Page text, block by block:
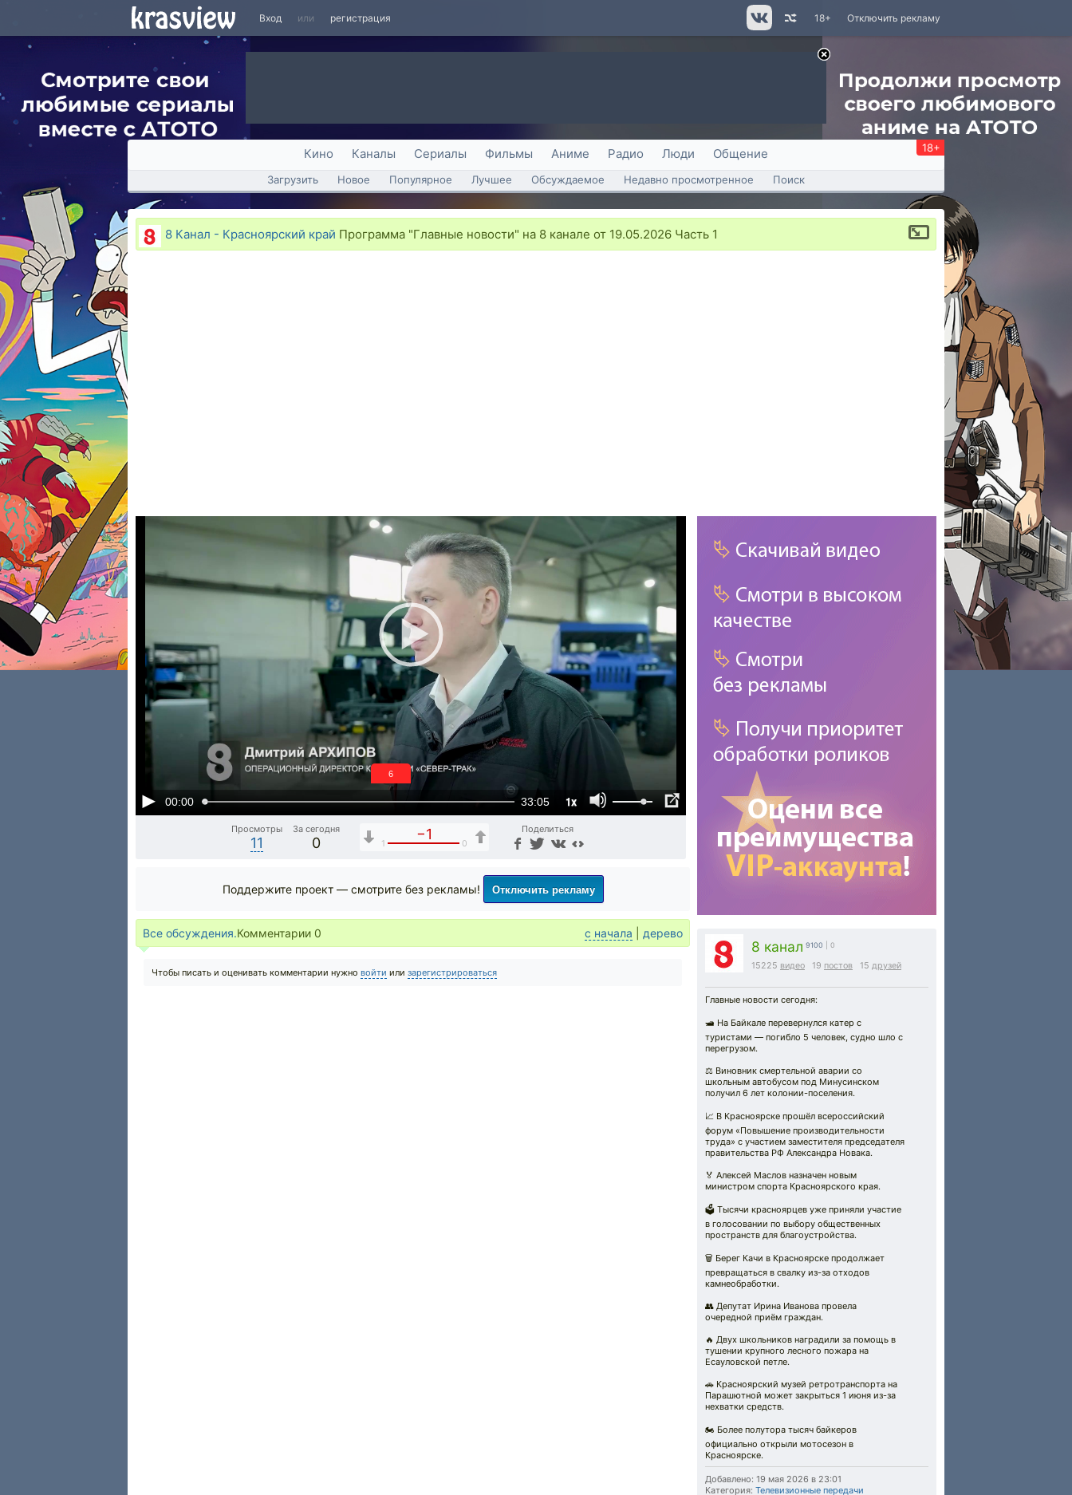
Вход или регистрация Отключить рекламу
18+
Кино Каналы Сериалы Фильмы Аниме Радио Люди Общение 18+
Загрузить Новое Популярное Лучшее Обсуждаемое Недавно просмотренное Поиск
8 Канал - Красноярский край Программа "Главные новости" на 8 канале от 19.05.2026 Часть 1
00:00 33:05 1x
5
Просмотры
11
За сегодня
0
−1
1 0
Поделиться
8 канал 9100 | 0
15225 видео 19 постов 15 друзей
Главные новости сегодня:
🛥️ На Байкале перевернулся катер с
туристами — погибло 5 человек, судно шло с
перегрузом.
⚖️ Виновник смертельной аварии со
школьным автобусом под Минусинском
получил 6 лет колонии-поселения.
📈 В Красноярске прошёл всероссийский
форум «Повышение производительности
труда» с участием заместителя председателя
правительства РФ Александра Новака.
🏅 Алексей Маслов назначен новым
министром спорта Красноярского края.
🗳️ Тысячи красноярцев уже приняли участие
в голосовании по выбору общественных
пространств для благоустройства.
🗑️ Берег Качи в Красноярске продолжает
превращаться в свалку из-за отходов
камнеобработки.
👥 Депутат Ирина Иванова провела
очередной приём граждан.
🔥 Двух школьников наградили за помощь в
тушении крупного лесного пожара на
Есауловской петле.
🚗 Красноярский музей ретротранспорта на
Парашютной может закрыться 1 июня из-за
нехватки средств.
🏍️ Более полутора тысяч байкеров
официально открыли мотосезон в
Красноярске.
Добавлено: 19 мая 2026 в 23:01
Категория: Телевизионные передачи
Поддержите проект — смотрите без рекламы! Отключить рекламу
Все обсуждения.Комментарии 0 с начала дерево
Чтобы писать и оценивать комментарии нужно войти или зарегистрироваться